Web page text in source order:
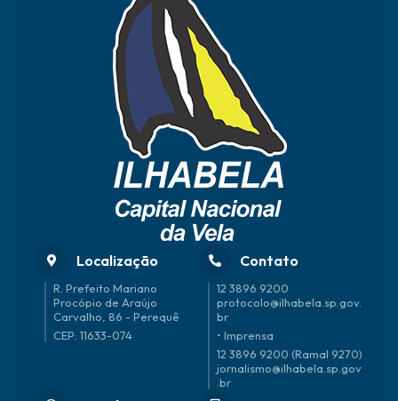
Localização
R. Prefeito Mariano
Procópio de Araújo
Carvalho, 86 - Perequê
CEP: 11633-074
Contato
12 3896 9200
protocolo@ilhabela.sp.gov.
br
• Imprensa
12 3896 9200 (Ramal 9270)
jornalismo@ilhabela.sp.gov
.br